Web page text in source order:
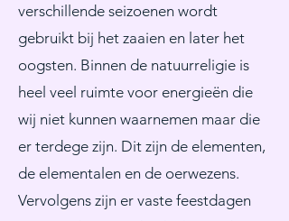
verschillende seizoenen wordt
gebruikt bij het zaaien en later het
oogsten. Binnen de natuurreligie is
heel veel ruimte voor energieën die
wij niet kunnen waarnemen maar die
er terdege zijn. Dit zijn de elementen,
de elementalen en de oerwezens.
Vervolgens zijn er vaste feestdagen